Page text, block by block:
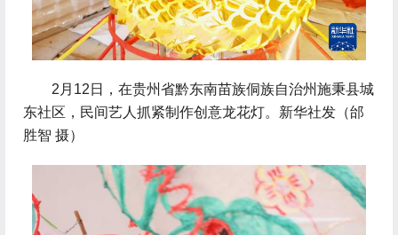
2月12日，在贵州省黔东南苗族侗族自治州施秉县城
东社区，民间艺人抓紧制作创意龙花灯。新华社发（邰
胜智 摄）